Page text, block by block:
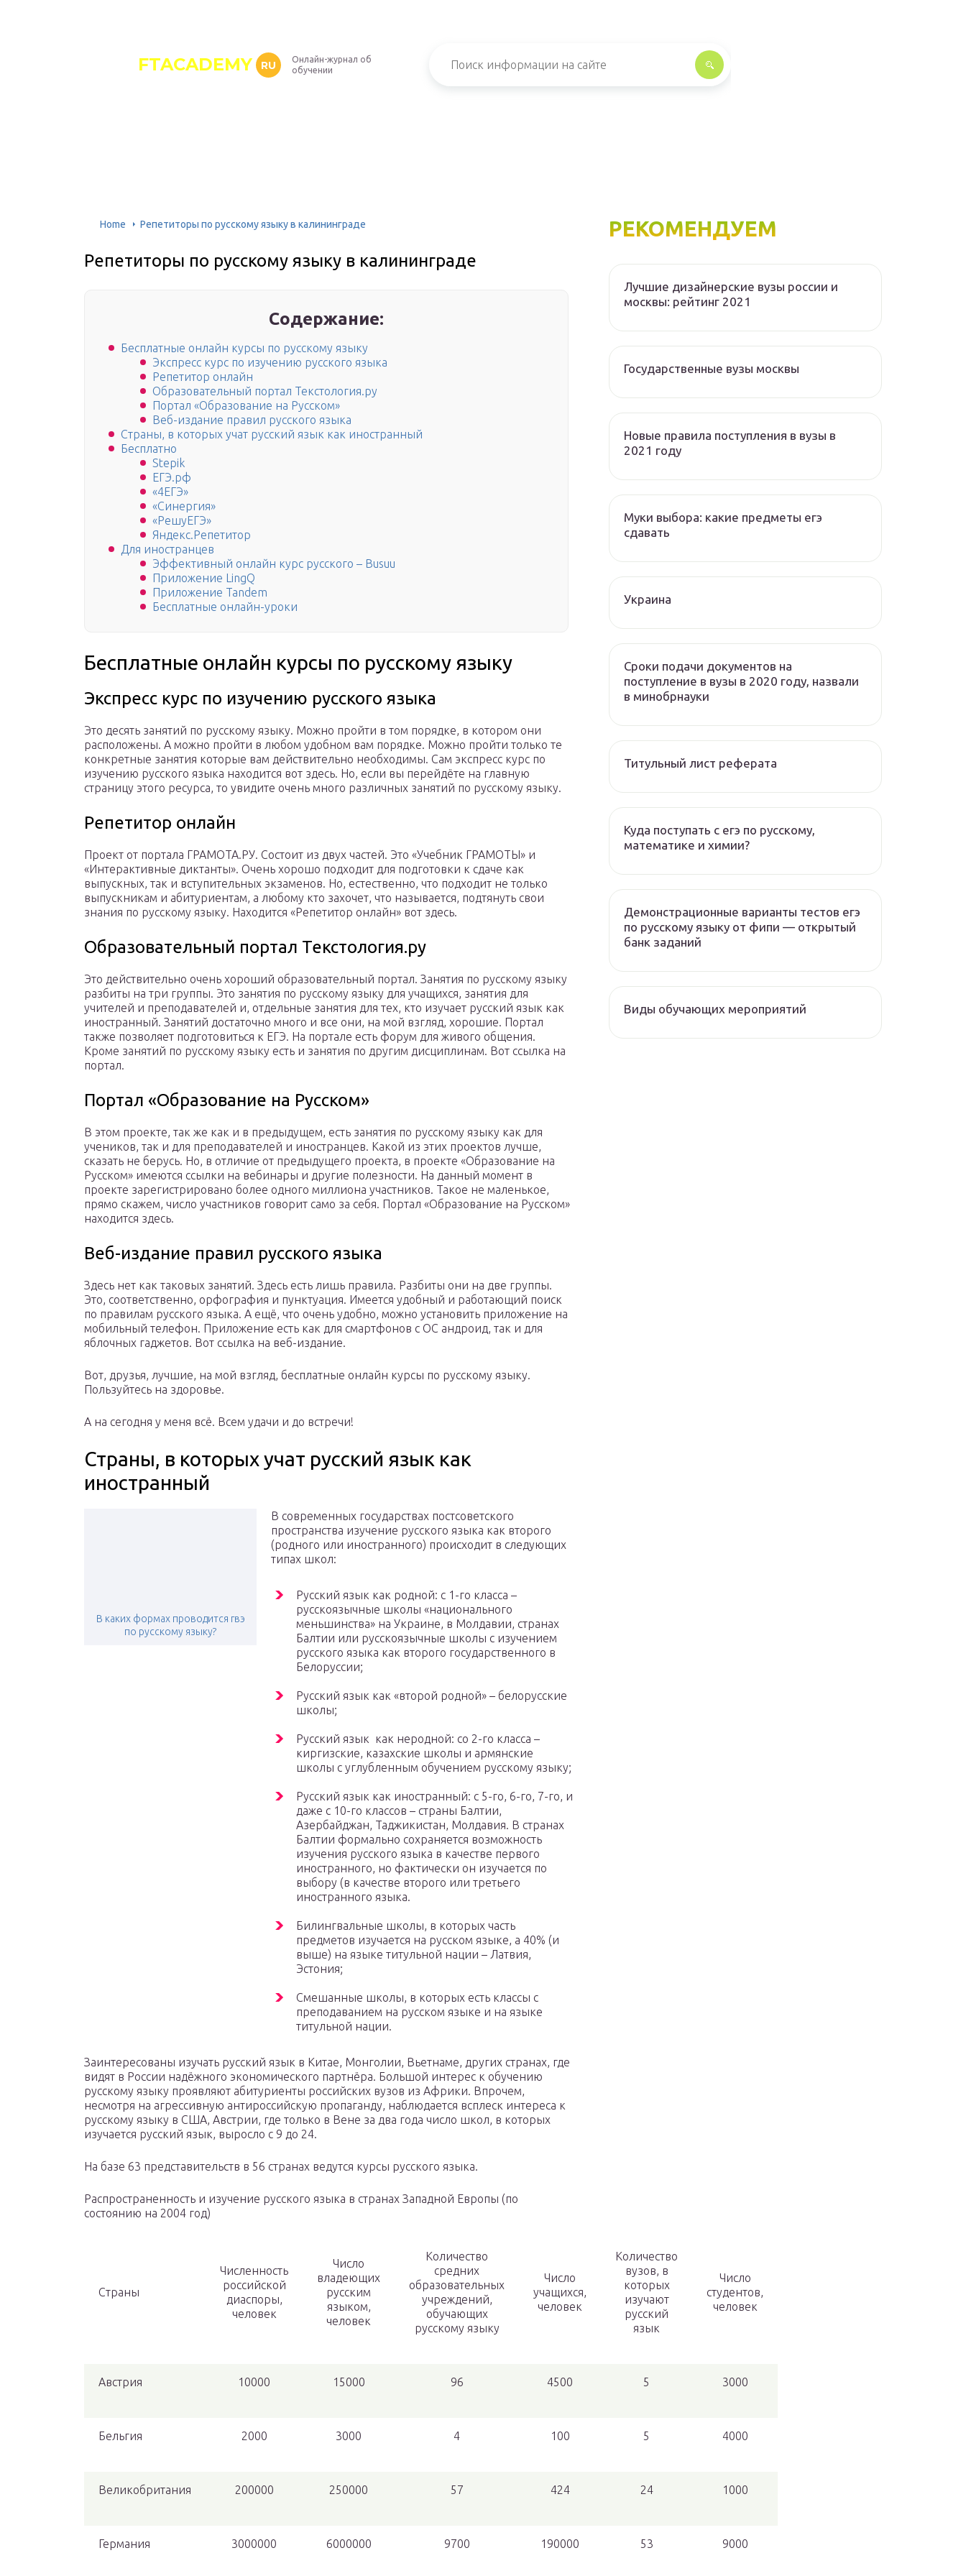
FTACADEMY RU
Онлайн-журнал об
обучении
Home Репетиторы по русскому языку в калининграде
Репетиторы по русскому языку в калининграде
Содержание:
Бесплатные онлайн курсы по русскому языку
Экспресс курс по изучению русского языка
Репетитор онлайн
Образовательный портал Текстология.ру
Портал «Образование на Русском»
Веб-издание правил русского языка
Страны, в которых учат русский язык как иностранный
Бесплатно
Stepik
ЕГЭ.рф
«4ЕГЭ»
«Синергия»
«РешуЕГЭ»
Яндекс.Репетитор
Для иностранцев
Эффективный онлайн курс русского – Busuu
Приложение LingQ
Приложение Tandem
Бесплатные онлайн-уроки
Бесплатные онлайн курсы по русскому языку
Экспресс курс по изучению русского языка
Это десять занятий по русскому языку. Можно пройти в том порядке, в котором они
расположены. А можно пройти в любом удобном вам порядке. Можно пройти только те
конкретные занятия которые вам действительно необходимы. Сам экспресс курс по
изучению русского языка находится вот здесь. Но, если вы перейдёте на главную
страницу этого ресурса, то увидите очень много различных занятий по русскому языку.
Репетитор онлайн
Проект от портала ГРАМОТА.РУ. Состоит из двух частей. Это «Учебник ГРАМОТЫ» и
«Интерактивные диктанты». Очень хорошо подходит для подготовки к сдаче как
выпускных, так и вступительных экзаменов. Но, естественно, что подходит не только
выпускникам и абитуриентам, а любому кто захочет, что называется, подтянуть свои
знания по русскому языку. Находится «Репетитор онлайн» вот здесь.
Образовательный портал Текстология.ру
Это действительно очень хороший образовательный портал. Занятия по русскому языку
разбиты на три группы. Это занятия по русскому языку для учащихся, занятия для
учителей и преподавателей и, отдельные занятия для тех, кто изучает русский язык как
иностранный. Занятий достаточно много и все они, на мой взгляд, хорошие. Портал
также позволяет подготовиться к ЕГЭ. На портале есть форум для живого общения.
Кроме занятий по русскому языку есть и занятия по другим дисциплинам. Вот ссылка на
портал.
Портал «Образование на Русском»
В этом проекте, так же как и в предыдущем, есть занятия по русскому языку как для
учеников, так и для преподавателей и иностранцев. Какой из этих проектов лучше,
сказать не берусь. Но, в отличие от предыдущего проекта, в проекте «Образование на
Русском» имеются ссылки на вебинары и другие полезности. На данный момент в
проекте зарегистрировано более одного миллиона участников. Такое не маленькое,
прямо скажем, число участников говорит само за себя. Портал «Образование на Русском»
находится здесь.
Веб-издание правил русского языка
Здесь нет как таковых занятий. Здесь есть лишь правила. Разбиты они на две группы.
Это, соответственно, орфография и пунктуация. Имеется удобный и работающий поиск
по правилам русского языка. А ещё, что очень удобно, можно установить приложение на
мобильный телефон. Приложение есть как для смартфонов с ОС андроид, так и для
яблочных гаджетов. Вот ссылка на веб-издание.
Вот, друзья, лучшие, на мой взгляд, бесплатные онлайн курсы по русскому языку.
Пользуйтесь на здоровье.
А на сегодня у меня всё. Всем удачи и до встречи!
Страны, в которых учат русский язык как
иностранный
В каких формах проводится гвэ
по русскому языку?
В современных государствах постсоветского
пространства изучение русского языка как второго
(родного или иностранного) происходит в следующих
типах школ:
Русский язык как родной: с 1-го класса –
русскоязычные школы «национального
меньшинства» на Украине, в Молдавии, странах
Балтии или русскоязычные школы с изучением
русского языка как второго государственного в
Белоруссии;
Русский язык как «второй родной» – белорусские
школы;
Русский язык как неродной: со 2-го класса –
киргизские, казахские школы и армянские
школы с углубленным обучением русскому языку;
Русский язык как иностранный: с 5-го, 6-го, 7-го, и
даже с 10-го классов – страны Балтии,
Азербайджан, Таджикистан, Молдавия. В странах
Балтии формально сохраняется возможность
изучения русского языка в качестве первого
иностранного, но фактически он изучается по
выбору (в качестве второго или третьего
иностранного языка.
Билингвальные школы, в которых часть
предметов изучается на русском языке, а 40% (и
выше) на языке титульной нации – Латвия,
Эстония;
Смешанные школы, в которых есть классы с
преподаванием на русском языке и на языке
титульной нации.
Заинтересованы изучать русский язык в Китае, Монголии, Вьетнаме, других странах, где
видят в России надёжного экономического партнёра. Большой интерес к обучению
русскому языку проявляют абитуриенты российских вузов из Африки. Впрочем,
несмотря на агрессивную антироссийскую пропаганду, наблюдается всплеск интереса к
русскому языку в США, Австрии, где только в Вене за два года число школ, в которых
изучается русский язык, выросло с 9 до 24.
На базе 63 представительств в 56 странах ведутся курсы русского языка.
Распространенность и изучение русского языка в странах Западной Европы (по
состоянию на 2004 год)
Страны
Численность
российской
диаспоры,
человек
Число
владеющих
русским
языком,
человек
Количество
средних
образовательных
учреждений,
обучающих
русскому языку
Число
учащихся,
человек
Количество
вузов, в
которых
изучают
русский
язык
Число
студентов,
человек
Австрия 10000 15000 96 4500 5 3000
Бельгия 2000 3000 4 100 5 4000
Великобритания 200000 250000 57 424 24 1000
Германия 3000000 6000000 9700 190000 53 9000
РЕКОМЕНДУЕМ
Лучшие дизайнерские вузы россии и
москвы: рейтинг 2021
Государственные вузы москвы
Новые правила поступления в вузы в
2021 году
Муки выбора: какие предметы егэ
сдавать
Украина
Сроки подачи документов на
поступление в вузы в 2020 году, назвали
в минобрнауки
Титульный лист реферата
Куда поступать с егэ по русскому,
математике и химии?
Демонстрационные варианты тестов егэ
по русскому языку от фипи — открытый
банк заданий
Виды обучающих мероприятий